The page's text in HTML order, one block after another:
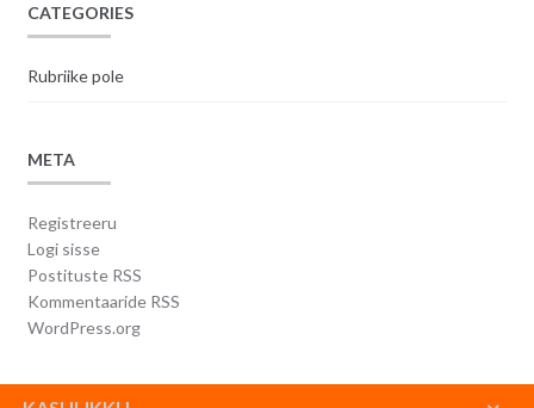
CATEGORIES
Rubriike pole
META
Registreeru
Logi sisse
Postituste RSS
Kommentaaride RSS
WordPress.org